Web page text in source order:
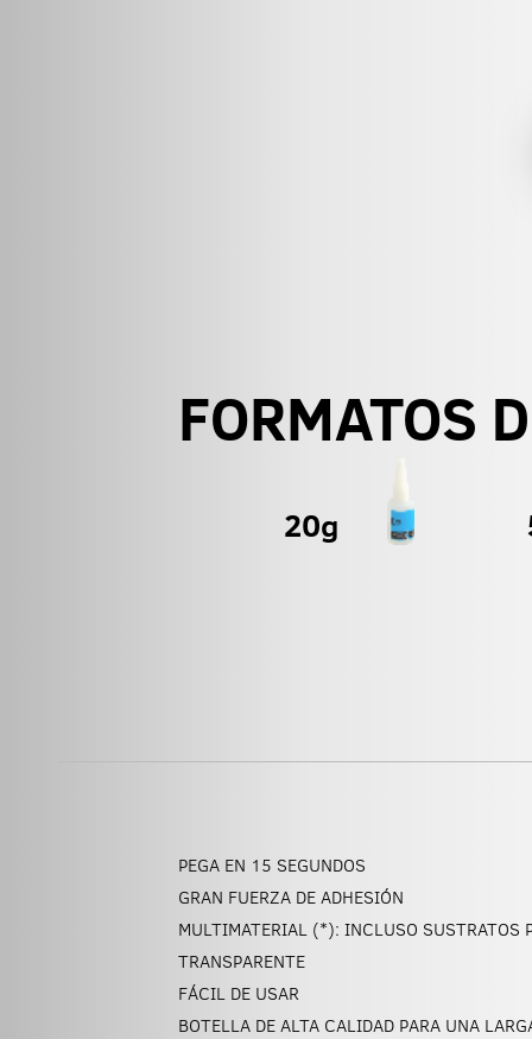
FORMATOS
PEGA EN 15 SEGUNDOS
GRAN FUERZA DE ADHESIÓN
MULTIMATERIAL (*): INCLUSO SUSTRATOS
TRANSPARENTE
FÁCIL DE USAR
BOTELLA DE ALTA CALIDAD PARA UNA